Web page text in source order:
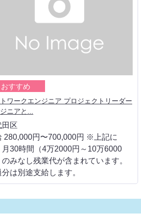
おすすめ
ワークエンジニア プロジェクトリーダー
ニアと...
区
280,000円〜700,000円 ※上記に
月30時間（4万2000円～10万6000
のみなし残業代が含まれています。
分は別途支給します。